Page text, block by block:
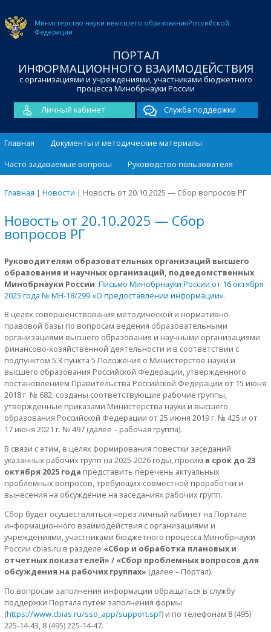
Министерство науки ивысшего образованияРоссийской
Федерации
ПОРТАЛ
ИНФОРМАЦИОННОГО ВЗАИМОДЕЙСТВИЯ
с организациями и учреждениями, участниками бюджетного
процесса Минобрнауки России
Личный кабинет
Служба поддержки
Главная
Документы и методические материалы
Часто задаваемые вопросы
Руководство пользователя
Главная | Новости | Новость от 20.10.2025 — Сбор вопросов РГ
Новость от 20.10.2025 — Сбор
вопросов РГ
Руководителям образовательных организаций высшего
образования и научных организаций, подведомственных
Минобрнауки России. Письмо Минобрнауки России от 16 октября
2025 года № МН-18/299 «О предоставлении информации».
В целях совершенствования методической и нормативно-
правовой базы по вопросам ведения образовательными
организациями высшего образования и научными организациями
финансово-хозяйственной деятельности и в соответствии с
подпунктом 5.3 пункта 5 Положения о Министерстве науки и
высшего образования Российской Федерации, утвержденного
постановлением Правительства Российской Федерации от 15 июня
2018 г. № 682, созданы соответствующие рабочие группы,
утвержденные приказами Министерства науки и высшего
образования Российской Федерации от 25 июня 2019 г. № 425 и от
17 июня 2021 г. № 497 (далее – рабочая группа).
В связи с этим, в целях формирования повестки заседаний
указанных рабочих групп на 2025-2026 годы, просим в срок до 23
октября 2025 года представить перечень актуальных
проблемных вопросов, требующих совместной проработки и
вынесения на обсуждение на заседаниях рабочих групп.
Сбор будет осуществляться через личный кабинет на Портале
информационного взаимодействия с организациями и
учреждениями, участниками бюджетного процесса Минобрнауки
России cbias.ru в разделе «Сбор и обработка плановых и
отчетных показателей» / «Сбор проблемных вопросов для
обсуждения на рабочих группах» (далее – Портал).
По вопросам заполнения информации обращаться в службу
поддержки Портала путем заполнения формы
(https://www.cbias.ru/sso_app/support.spf) и по телефонам 8 (495)
225-14-43, 8 (495) 225-14-47.